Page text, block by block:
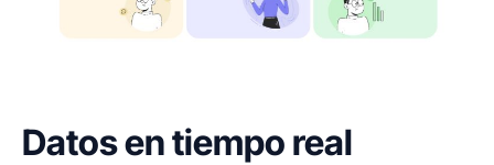
Datos en tiempo real